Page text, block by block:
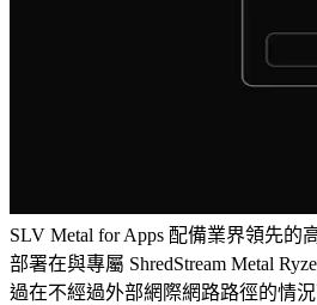
SLV Metal for Apps 配備業界領先的
部署在與專屬 ShredStream Metal
過在不經過外部網際網路路徑的情